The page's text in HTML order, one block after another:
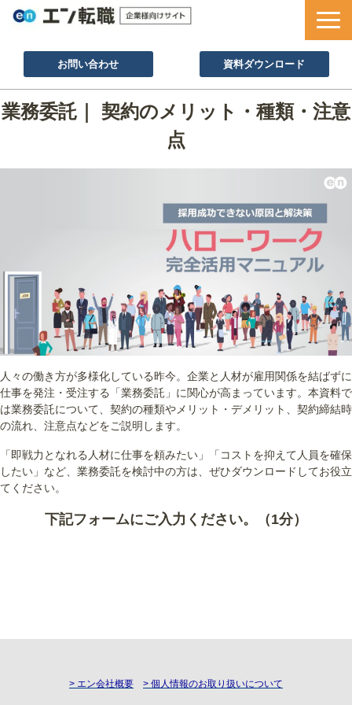
お問い合わせ 資料ダウンロード
サービス一覧
採用ノウハウ
お役立ち資料
業務委託｜ 契約のメリット・種類・注意
点
人々の働き方が多様化している昨今。企業と人材が雇用関係を結ばずに
仕事を発注・受注する「業務委託」に関心が高まっています。本資料で
は業務委託について、契約の種類やメリット・デメリット、契約締結時
の流れ、注意点などをご説明します。
「即戦力となれる人材に仕事を頼みたい」「コストを抑えて人員を確保
したい」など、業務委託を検討中の方は、ぜひダウンロードしてお役立
てください。
下記フォームにご入力ください。（1分）
> エン会社概要 > 個人情報のお取り扱いについて